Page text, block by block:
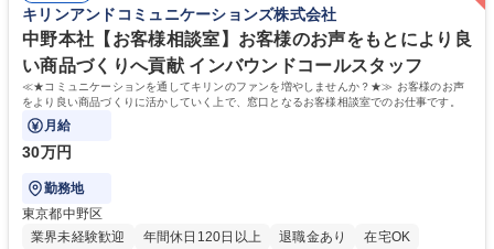
キリンアンドコミュニケーションズ株式会社
中野本社【お客様相談室】お客様のお声をもとにより良
い商品づくりへ貢献 インバウンドコールスタッフ
≪★コミュニケーションを通してキリンのファンを増やしませんか？★≫ お客様のお声
をより良い商品づくりに活かしていく上で、窓口となるお客様相談室でのお仕事です。
月給
30万円
勤務地
東京都中野区
業界未経験歓迎
年間休日120日以上 退職金あり
在宅OK